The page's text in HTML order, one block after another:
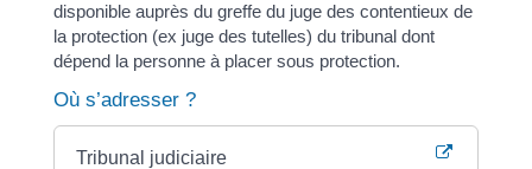
disponible auprès du greffe du juge des contentieux de
la protection (ex juge des tutelles) du tribunal dont
dépend la personne à placer sous protection.
Où s’adresser ?
Tribunal judiciaire